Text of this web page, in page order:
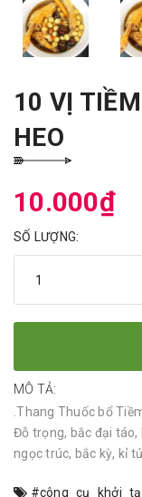
10 VỊ
HEO
10.000₫
SỐ LƯỢNG:
MÔ TẢ:
.Thang Thuốc bổ
Đỗ trọng, bắc đại táo,
ngọc trúc, bắc kỳ, kỉ